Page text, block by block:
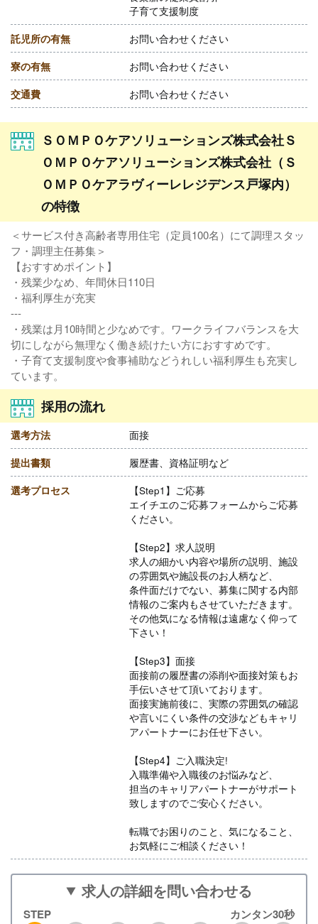
子育て支援制度
託児所の有無 お問い合わせください
寮の有無 お問い合わせください
交通費 お問い合わせください
ＳＯＭＰＯケアソリューションズ株式会社Ｓ
ＯＭＰＯケアソリューションズ株式会社（Ｓ
ＯＭＰＯケアラヴィーレレジデンス戸塚内）
の特徴
＜サービス付き高齢者専用住宅（定員100名）にて調理スタッ
フ・調理主任募集＞
【おすすめポイント】
・残業少なめ、年間休日110日
・福利厚生が充実
---
・残業は月10時間と少なめです。ワークライフバランスを大
切にしながら無理なく働き続けたい方におすすめです。
・子育て支援制度や食事補助などうれしい福利厚生も充実し
ています。
採用の流れ
選考方法 面接
提出書類 履歴書、資格証明など
選考プロセス
【Step1】ご応募
エイチエのご応募フォームからご応募
ください。
【Step2】求人説明
求人の細かい内容や場所の説明、施設
の雰囲気や施設長のお人柄など、
条件面だけでない、募集に関する内部
情報のご案内もさせていただきます。
その他気になる情報は遠慮なく仰って
下さい！
【Step3】面接
面接前の履歴書の添削や面接対策もお
手伝いさせて頂いております。
面接実施前後に、実際の雰囲気の確認
や言いにくい条件の交渉などもキャリ
アパートナーにお任せ下さい。
【Step4】ご入職決定!
入職準備や入職後のお悩みなど、
担当のキャリアパートナーがサポート
致しますのでご安心ください。
転職でお困りのこと、気になること、
お気軽にご相談ください！
求人の詳細を問い合わせる
STEP
カンタン30秒